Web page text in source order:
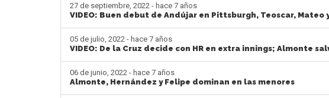
27 de septiembre, 2022 - hace 7 años
VIDEO: Buen debut de Andújar en Pittsburgh, Teoscar, Mateo
05 de julio, 2022 - hace 7 años
VIDEO: De la Cruz decide con HR en extra innings; Almonte
06 de junio, 2022 - hace 7 años
Almonte, Hernández y Felipe dominan en las menores